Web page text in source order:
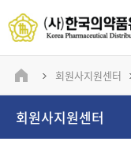
회원사지원센터
회원사지원센터